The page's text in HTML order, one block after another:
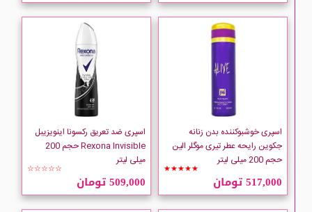
AKAT
ARMAF
Asu
Auden Norbury
AVIOR
اسپری خوشبوکننده بدن زنانه
جکوین رایحه عطر تیری موگلر الین
حجم 200 میلی لیتر
★★★★★
517,000 تومان
اسپری ضد تعریق رکسونا اینویزیبل
Rexona Invisible حجم 200
میلی لیتر
☆☆☆☆☆
509,000 تومان